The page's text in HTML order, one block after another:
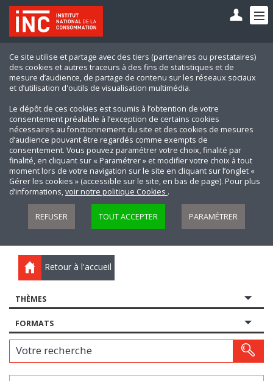
Ce site utilise et partage avec des tiers (partenaires ou prestataires)
des cookies et autres traceurs à des fins de statistiques et de
mesure d’audience, de partage de contenu sur les réseaux sociaux
et d’utilisation d'outils de visualisation multimédia.
Le dépôt de ces cookies est soumis à l’obtention de votre
consentement préalable à l’exception de certains cookies
nécessaires au fonctionnement du site et des cookies de mesures
d’audience pouvant être regardés comme exempts de
consentement. Vous pouvez paramétrer votre choix, finalité par
finalité, en cliquant sur « Paramétrer » et modifier votre choix à tout
moment lors de votre navigation sur le site en cliquant sur l’onglet «
Gérer les cookies » (accessible sur le site, en bas de page). Pour plus
d’informations,voir notre politique Cookies .
REFUSER TOUT ACCEPTER PARAMÉTRER
Retour à l'accueil
THÈMES
FORMATS
Votre recherche